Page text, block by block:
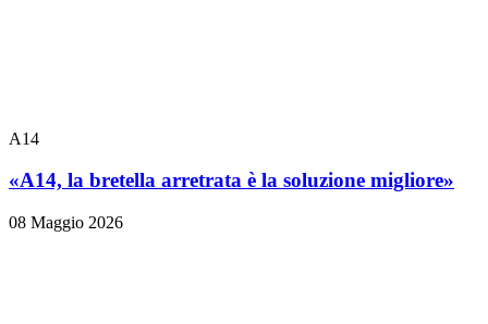
A14
«A14, la bretella arretrata è la soluzione migliore»
08 Maggio 2026